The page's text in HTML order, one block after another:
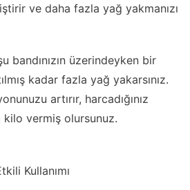
ve daha fazla yağ yakmanızı
bandınızın üzerindeyken bir
kadar fazla yağ yakarsınız.
artırır, harcadığınız
vermiş olursunuz.
Kullanımı